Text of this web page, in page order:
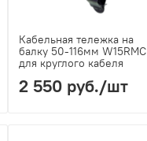
Кабельная тележка на
балку 50-116мм W15RMC
для круглого кабеля
2 550 руб./шт